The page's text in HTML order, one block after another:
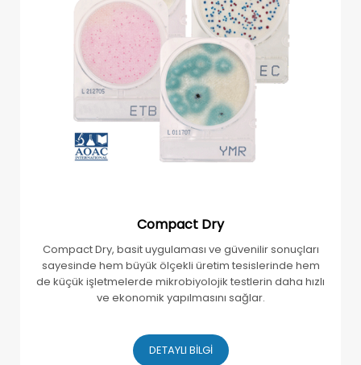
Compact Dry
Compact Dry, basit uygulaması ve güvenilir sonuçları
sayesinde hem büyük ölçekli üretim tesislerinde hem
de küçük işletmelerde mikrobiyolojik testlerin daha hızlı
ve ekonomik yapılmasını sağlar.
DETAYLI BİLGİ